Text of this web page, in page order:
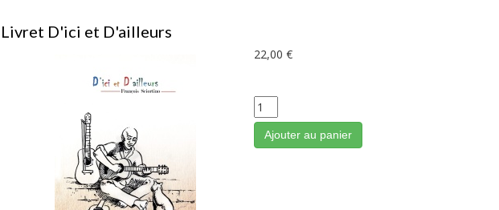
Livret D'ici et D'ailleurs
22,00 €
Ajouter au panier